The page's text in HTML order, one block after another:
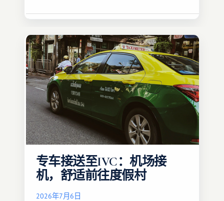
专车接送至IVC：机场接
机，舒适前往度假村
2026年7月6日